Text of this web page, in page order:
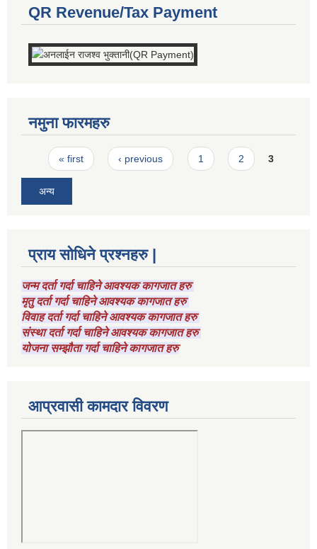
QR Revenue/Tax Payment
नमुना फारमहरु
Pages
« first ‹ previous 1 2 3
अन्य
प्राय सोधिने प्रश्नहरु |
जन्म दर्ता गर्दा चाहिने आवश्यक कागजात हरु
मृतु दर्ता गर्दा चाहिने आवश्यक कागजात हरु
विवाह दर्ता गर्दा चाहिने आवश्यक कागजात हरु
संस्था दर्ता गर्दा चाहिने आवश्यक कागजात हरु
योजना सम्झौता गर्दा चाहिने कागजात हरु
आप्रवासी कामदार विवरण